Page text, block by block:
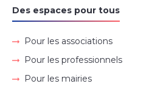
Des espaces pour tous
Pour les associations
Pour les professionnels
Pour les mairies